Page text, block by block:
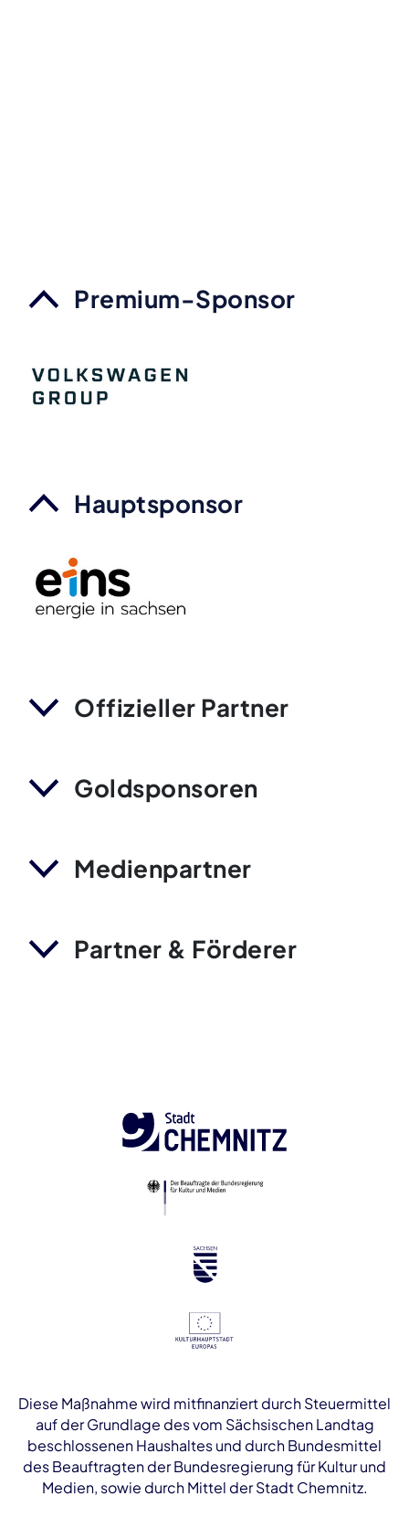
Premium-Sponsor
Hauptsponsor
Offizieller Partner
Goldsponsoren
Medienpartner
Partner & Förderer
Diese Maßnahme wird mitfinanziert durch Steuermittel
auf der Grundlage des vom Sächsischen Landtag
beschlossenen Haushaltes und durch Bundesmittel
des Beauftragten der Bundesregierung für Kultur und
Medien, sowie durch Mittel der Stadt Chemnitz.